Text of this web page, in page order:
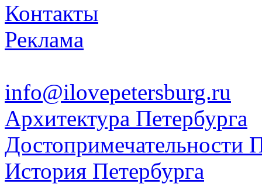
Контакты
Реклама
info@ilovepetersburg.ru
Архитектура Петербурга
Достопримечательности
История Петербурга